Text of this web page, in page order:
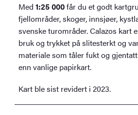
Med1:25 000får du et godt
fjellområder, skoger, innsjøer,
svenske turområder. Calazos kart
bruk og trykket på slitesterkt og
materiale som tåler fukt og
enn vanlige papirkart.
Kart ble sist revidert i 2023.